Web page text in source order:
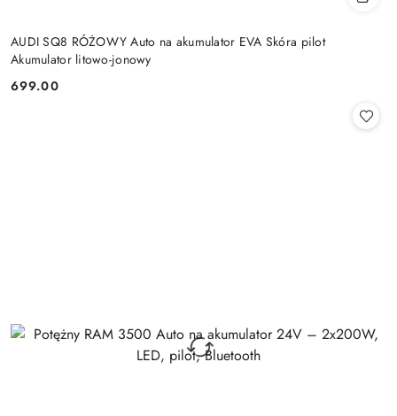
AUDI SQ8 RÓŻOWY Auto na akumulator EVA Skóra pilot
Akumulator litowo-jonowy
Cena:
699.00